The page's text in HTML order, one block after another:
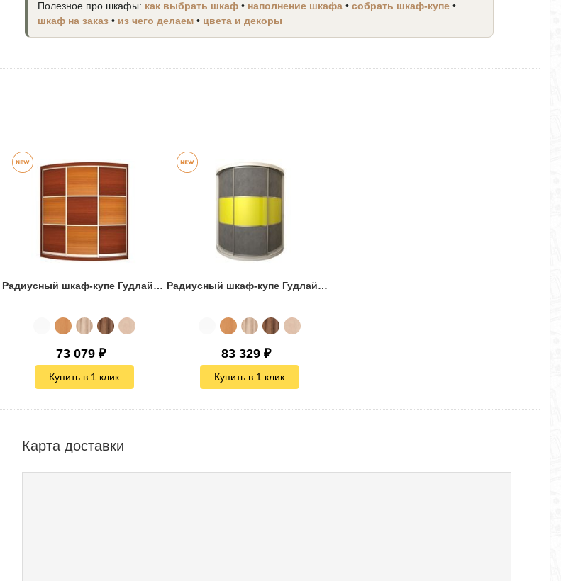
Полезное про шкафы: как выбрать шкаф • наполнение шкафа •собрать шкаф-купе •
шкаф на заказ • из чего делаем • цвета и декоры
Радиусный шкаф-купе Гудлайн-7
73 079 ₽
Купить в 1 клик
Радиусный шкаф-купе Гудлайн-10
83 329 ₽
Купить в 1 клик
Карта доставки